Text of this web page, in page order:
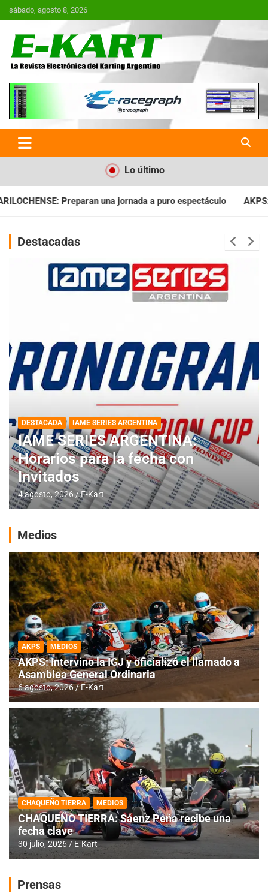
Saltar
al
sábado, agosto 8, 2026
E-Kart.com.ar | La Revista
Electrónica del Karting en
Argentina
Lo último
puro espectáculo AKPS: Intervino la IGJ y oficializó el
Destacadas
DESTACADA IAME SERIES ARGENTINA
IAME SERIES ARGENTINA:
Horarios para la fecha con
Invitados
4 agosto, 2026 E-Kart
Medios
AKPS MEDIOS
AKPS: Intervino la IGJ y oficializó el llamado a
Asamblea General Ordinaria
6 agosto, 2026 E-Kart
CHAQUEÑO TIERRA MEDIOS
CHAQUEÑO TIERRA: Sáenz Peña recibe una
fecha clave
30 julio, 2026 E-Kart
Prensas